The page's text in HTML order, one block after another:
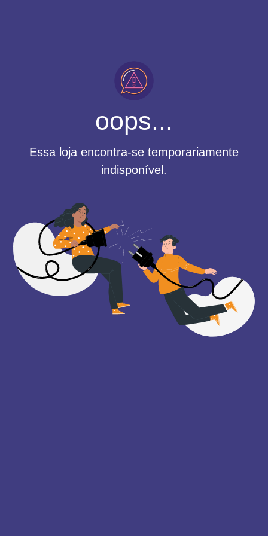
oops...
Essa loja encontra-se temporariamente
indisponível.